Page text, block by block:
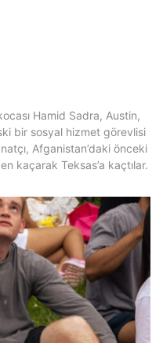
Hamid Sadra, Austin,
bir sosyal hizmet görevlisi
Afganistan’daki önceki
kaçarak Teksas’a kaçtılar.